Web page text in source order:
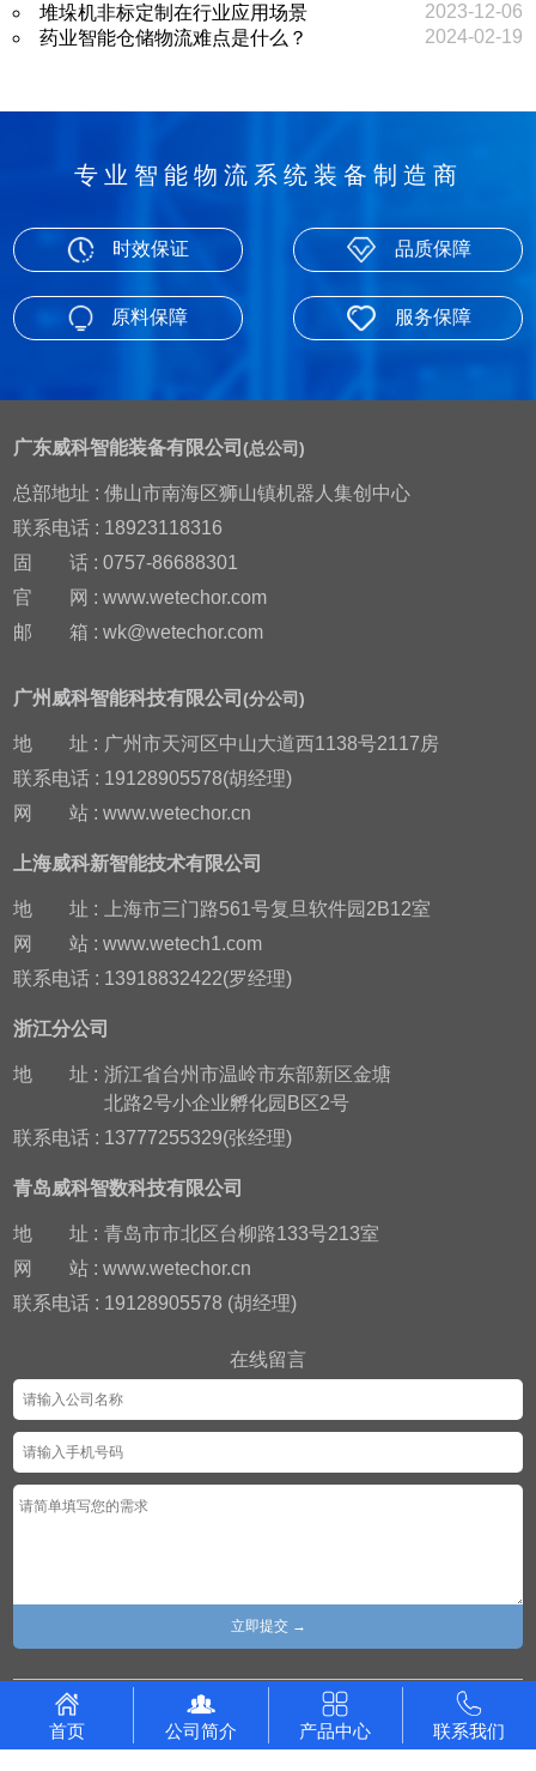
堆垛机非标定制在行业应用场景
2023-12-06
药业智能仓储物流难点是什么？
2024-02-19
专业智能物流系统装备制造商
时效保证 品质保障
原料保障 服务保障
在线留言
广东威科智能装备有限公司(总公司)
总部地址 : 佛山市南海区狮山镇机器人集创中心
联系电话 : 18923118316
固
话 : 0757-86688301
官
网 : www.wetechor.com
邮
箱 : wk@wetechor.com
广州威科智能科技有限公司(分公司)
地 址 : 广州市天河区中山大道西1138号2117房
联系电话 : 19128905578(胡经理)
网
站 : www.wetechor.cn
上海威科新智能技术有限公司
地 址 : 上海市三门路561号复旦软件园2B12室
网
站 : www.wetech1.com
联系电话 : 13918832422(罗经理)
浙江分公司
地 址 : 浙江省台州市温岭市东部新区金塘
北路2号小企业孵化园B区2号
联系电话 : 13777255329(张经理)
青岛威科智数科技有限公司
地 址 : 青岛市市北区台柳路133号213室
网
站 : www.wetechor.cn
联系电话 : 19128905578 (胡经理)
Copyright© 广东威科智能装备有限公司 版权所有 备案号 :
ICP备2021055890号
粤公网安备44060502003981号
首页 公司简介 产品中心 联系我们